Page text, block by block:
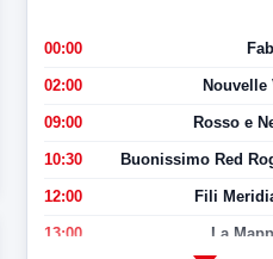
00:00
02:00 Nouvelle
09:00 Rosso e
10:30 Buonissimo Red
12:00 Fili
13:00 La